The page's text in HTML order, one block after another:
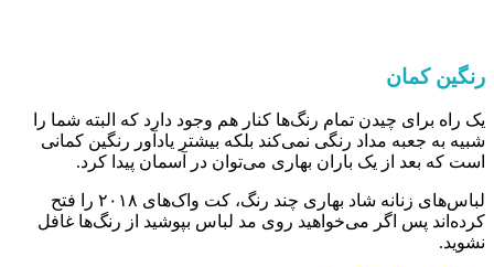
رنگین کمان
یک راه برای چیدن تمام رنگ‌ها کنار هم وجود دارد که البته شما را
شبیه به جعبه مداد رنگی نمی‌کند بلکه بیشتر یادآور رنگین کمانی
است که بعد از یک باران بهاری می‌توان در آسمان پیدا کرد.
لباس‌های زنانه شاد بهاری چند رنگ، کت واک‌های ۲۰۱۸ را فتح
کرده‌اند پس اگر می‌خواهید روی مد لباس بپوشید از رنگ‌ها غافل
نشوید.